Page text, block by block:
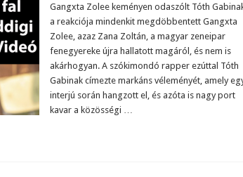
Gangxta Zolee keményen odaszólt Tóth
a reakciója mindenkit megdöbbentett Gangxta
Zolee, azaz Zana Zoltán, a magyar zeneipar
fenegyereke újra hallatott magáról, és nem is
akárhogyan. A szókimondó rapper ezúttal Tóth
Gabinak címezte markáns véleményét, amely
interjú során hangzott el, és azóta is nagy port
kavar a közösségi …